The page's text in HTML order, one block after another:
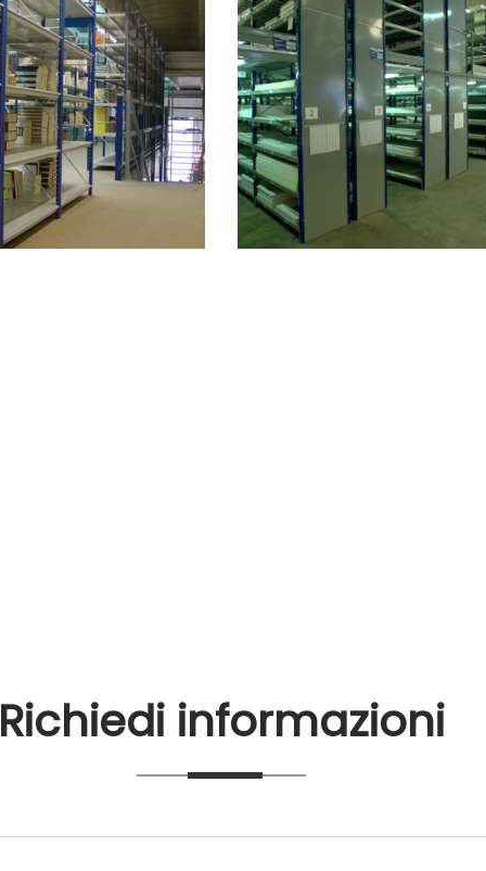
Richiedi informazioni